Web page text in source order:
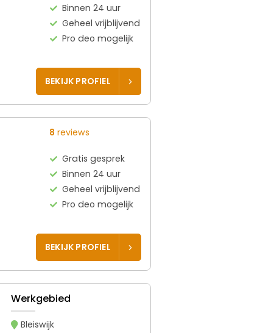
Binnen 24 uur
Geheel vrijblijvend
Pro deo mogelijk
BEKIJK PROFIEL
8 reviews
Gratis gesprek
Binnen 24 uur
Geheel vrijblijvend
Pro deo mogelijk
BEKIJK PROFIEL
Werkgebied
Bleiswijk